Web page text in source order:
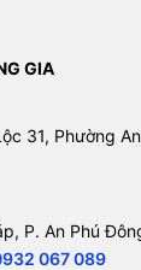
GIA
31, Phường
P. An Phú
067 089